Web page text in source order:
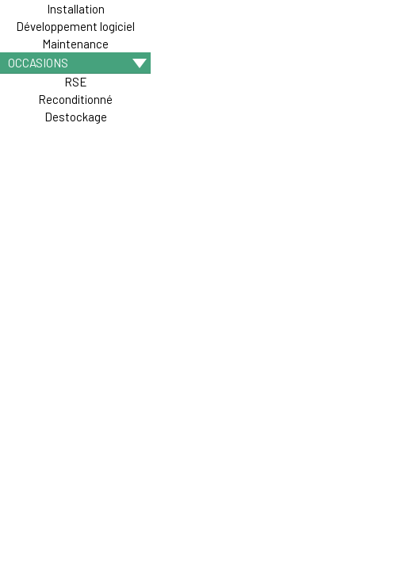
Installation
Développement logiciel
Maintenance
OCCASIONS
RSE
Reconditionné
Destockage